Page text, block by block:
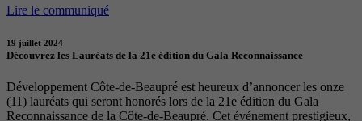
Lire le communiqué
19 juillet 2024
Découvrez les Lauréats de la 21e édition du Gala Reconnaissance
Développement Côte-de-Beaupré est heureux d’annoncer les onze
(11) lauréats qui seront honorés lors de la 21e édition du Gala
Reconnaissance de la Côte-de-Beaupré. Cet événement prestigieux,